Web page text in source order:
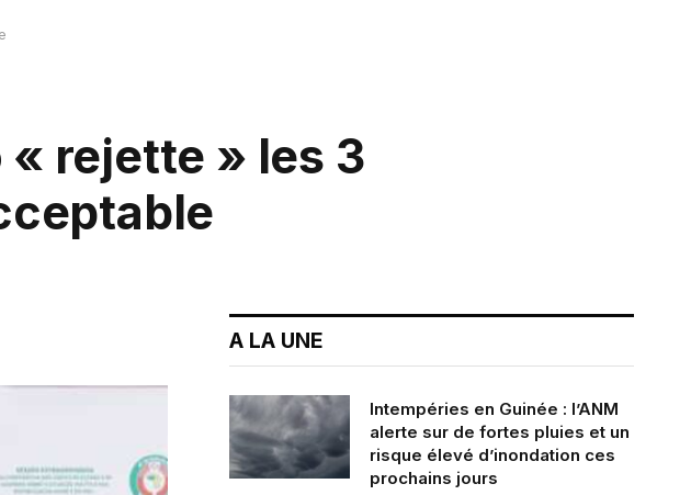
rejette » les 3
A LA UNE
Intempéries en Guinée : l’ANM
alerte sur de fortes pluies et un
risque élevé d’inondation ces
prochains jours